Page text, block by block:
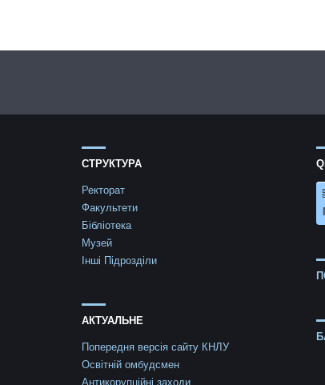
СТРУКТУРА
Ректорат
Факультети
Бібліотека
Музей
Інші Підрозділи
АКТУАЛЬНЕ
Попередня версія сайту КНЛУ
Освітній омбудсмен
Антикорупційні заходи